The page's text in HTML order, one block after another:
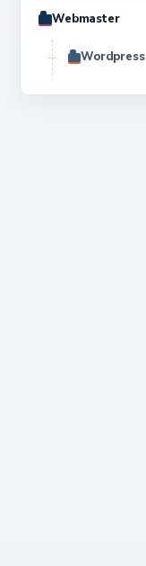
Webmaster
Wordpress